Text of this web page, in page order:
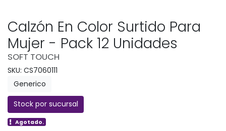
Calzón En Color Surtido Para
Mujer - Pack 12 Unidades
SOFT TOUCH
SKU: CS7060111
Generico
Stock por sucursal
Agotado.